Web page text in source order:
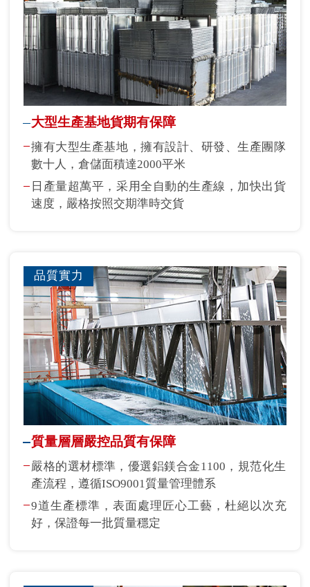
大型生產基地貨期有保障
擁有大型生產基地，擁有設計、研發、生產團隊
數十人，倉儲面積達2000平米
日產量超萬平，采用全自動的生產線，加快出貨
速度，嚴格按照交期準時交貨
品質實力
質量層層嚴控品質有保障
嚴格的選材標準，優選鋁鎂合金1100，規范化生
產流程，遵循ISO9001質量管理體系
9道生產標準，表面處理匠心工藝，杜絕以次充
好，保證每一批質量穩定